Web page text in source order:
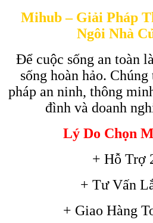
Mihub – Giải Pháp
Ngôi Nhà
Để cuộc sống an toàn
sống hoàn hảo.
pháp an ninh, thông
đình và doanh
Lý Do Chọn
+ Hỗ Trợ
+ Tư Vấn
+ Giao Hàng